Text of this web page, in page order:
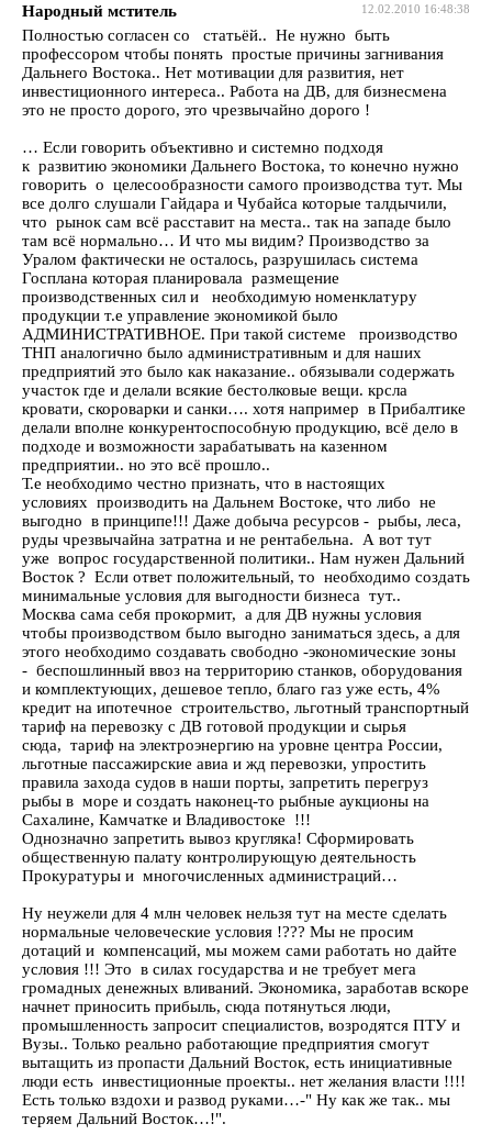
12.02.2010 16:48:38
Народный мститель
Полностью согласен со статьёй.. Не нужно быть
профессором чтобы понять простые причины загнивания
Дальнего Востока.. Нет мотивации для развития, нет
инвестиционного интереса.. Работа на ДВ, для бизнесмена
это не просто дорого, это чрезвычайно дорого !
… Если говорить объективно и системно подходя
к развитию экономики Дальнего Востока, то конечно нужно
говорить о целесообразности самого производства тут. Мы
все долго слушали Гайдара и Чубайса которые талдычили,
что рынок сам всё расставит на места.. так на западе было
там всё нормально… И что мы видим? Производство за
Уралом фактически не осталось, разрушилась система
Госплана которая планировала размещение
производственных сил и необходимую номенклатуру
продукции т.е управление экономикой было
АДМИНИСТРАТИВНОЕ. При такой системе производство
ТНП аналогично было административным и для наших
предприятий это было как наказание.. обязывали содержать
участок где и делали всякие бестолковые вещи. крсла
кровати, скороварки и санки…. хотя например в Прибалтике
делали вполне конкурентоспособную продукцию, всё дело в
подходе и возможности зарабатывать на казенном
предприятии.. но это всё прошло..
Т.е необходимо честно признать, что в настоящих
условиях производить на Дальнем Востоке, что либо не
выгодно в принципе!!! Даже добыча ресурсов - рыбы, леса,
руды чрезвычайна затратна и не рентабельна. А вот тут
уже вопрос государственной политики.. Нам нужен Дальний
Восток ? Если ответ положительный, то необходимо создать
минимальные условия для выгодности бизнеса тут..
Москва сама себя прокормит, а для ДВ нужны условия
чтобы производством было выгодно заниматься здесь, а для
этого необходимо создавать свободно -экономические зоны
- беспошлинный ввоз на территорию станков, оборудования
и комплектующих, дешевое тепло, благо газ уже есть, 4%
кредит на ипотечное строительство, льготный транспортный
тариф на перевозку с ДВ готовой продукции и сырья
сюда, тариф на электроэнергию на уровне центра России,
льготные пассажирские авиа и жд перевозки, упростить
правила захода судов в наши порты, запретить перегруз
рыбы в море и создать наконец-то рыбные аукционы на
Сахалине, Камчатке и Владивостоке !!!
Однозначно запретить вывоз кругляка! Сформировать
общественную палату контролирующую деятельность
Прокуратуры и многочисленных администраций…
Ну неужели для 4 млн человек нельзя тут на месте сделать
нормальные человеческие условия !??? Мы не просим
дотаций и компенсаций, мы можем сами работать но дайте
условия !!! Это в силах государства и не требует мега
громадных денежных вливаний. Экономика, заработав вскоре
начнет приносить прибыль, сюда потянуться люди,
промышленность запросит специалистов, возродятся ПТУ и
Вузы.. Только реально работающие предприятия смогут
вытащить из пропасти Дальний Восток, есть инициативные
люди есть инвестиционные проекты.. нет желания власти !!!!
Есть только вздохи и развод руками…-" Ну как же так.. мы
теряем Дальний Восток…!".